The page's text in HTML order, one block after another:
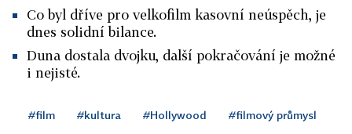
Co byl dříve pro velkofilm kasovní neúspěch, je
dnes solidní bilance.
Duna dostala dvojku, další pokračování je možné
i nejisté.
#film #kultura #Hollywood #filmový průmysl